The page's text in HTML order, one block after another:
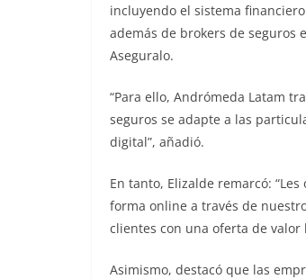
incluyendo el sistema
además de brokers de seguros
Aseguralo.
“Para ello, Andrómeda Latam
seguros se adapte a las
digital”, añadió.
En tanto, Elizalde remarcó:
forma online a través de
clientes con una oferta de valor
Asimismo, destacó que las